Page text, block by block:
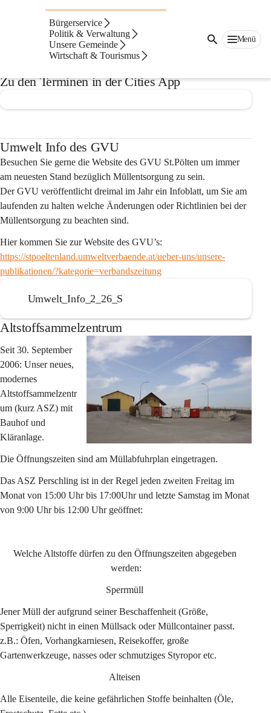
Bürgerservice
Politik & Verwaltung
Unsere Gemeinde
Wirtschaft & Tourismus
Menü
Müllabfuhr
Zu den Terminen in der Cities App
Umwelt Info des GVU
Besuchen Sie gerne die Website des GVU St.Pölten um immer
am neuesten Stand bezüglich Müllentsorgung zu sein.
Der GVU veröffentlicht dreimal im Jahr ein Infoblatt, um Sie am
laufenden zu halten welche Änderungen oder Richtlinien bei der
Müllentsorgung zu beachten sind.
Hier kommen Sie zur Website des GVU’s:
https://stpoeltenland.umweltverbaende.at/ueber-uns/unsere-
publikationen/?kategorie=verbandszeitung
Umwelt_Info_2_26_S
Altstoffsammelzentrum
Seit 30. September
2006: Unser neues,
modernes
Altstoffsammelzentr
um (kurz ASZ) mit
Bauhof und
Kläranlage.
Die Öffnungszeiten sind am Müllabfuhrplan eingetragen.
Das ASZ Perschling ist in der Regel jeden zweiten Freitag im
Monat von 15:00 Uhr bis 17:00Uhr und letzte Samstag im Monat
von 9:00 Uhr bis 12:00 Uhr geöffnet:
Welche Altstoffe dürfen zu den Öffnungszeiten abgegeben
werden:
Sperrmüll
Jener Müll der aufgrund seiner Beschaffenheit (Größe,
Sperrigkeit) nicht in einen Müllsack oder Müllcontainer passt.
z.B.: Öfen, Vorhangkarniesen, Reisekoffer, große
Gartenwerkzeuge, nasses oder schmutziges Styropor etc.
Alteisen
Alle Eisenteile, die keine gefährlichen Stoffe beinhalten (Öle,